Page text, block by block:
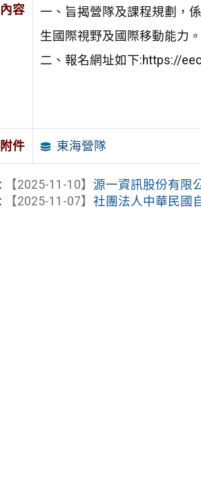
容
一、旨揭營隊及課程規劃，
生國際視野及國際移動能力。
二、報名網址如下:https://
件 東海營隊
【2025-11-10】 源一資訊股份有限
【2025-11-07】社團法人中華民國